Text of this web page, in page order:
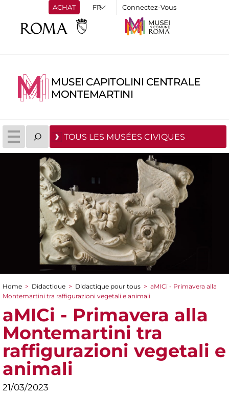
ACHAT Connectez-Vous
MUSEI CAPITOLINI CENTRALE
MONTEMARTINI
TOUS LES MUSÉES CIVIQUES
You are here
Home > Didactique > Didactique pour tous > aMICi - Primavera alla
Montemartini tra raffigurazioni vegetali e animali
aMICi - Primavera alla
Montemartini tra
raffigurazioni vegetali e
animali
21/03/2023